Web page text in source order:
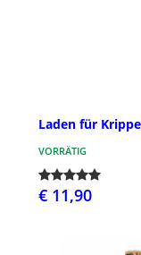
Laden für
VORRÄTIG
€ 11,90